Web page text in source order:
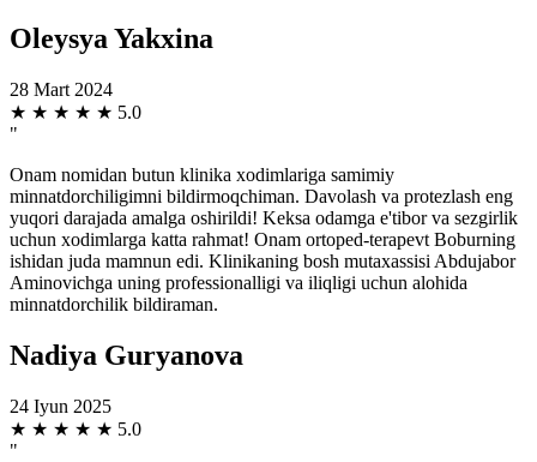
Oleysya Yakxina
28 Mart 2024
★ ★ ★ ★ ★ 5.0
"
Onam nomidan butun klinika xodimlariga samimiy
minnatdorchiligimni bildirmoqchiman. Davolash va protezlash eng
yuqori darajada amalga oshirildi! Keksa odamga e'tibor va sezgirlik
uchun xodimlarga katta rahmat! Onam ortoped-terapevt Boburning
ishidan juda mamnun edi. Klinikaning bosh mutaxassisi Abdujabor
Aminovichga uning professionalligi va iliqligi uchun alohida
minnatdorchilik bildiraman.
Nadiya Guryanova
24 Iyun 2025
★ ★ ★ ★ ★ 5.0
"